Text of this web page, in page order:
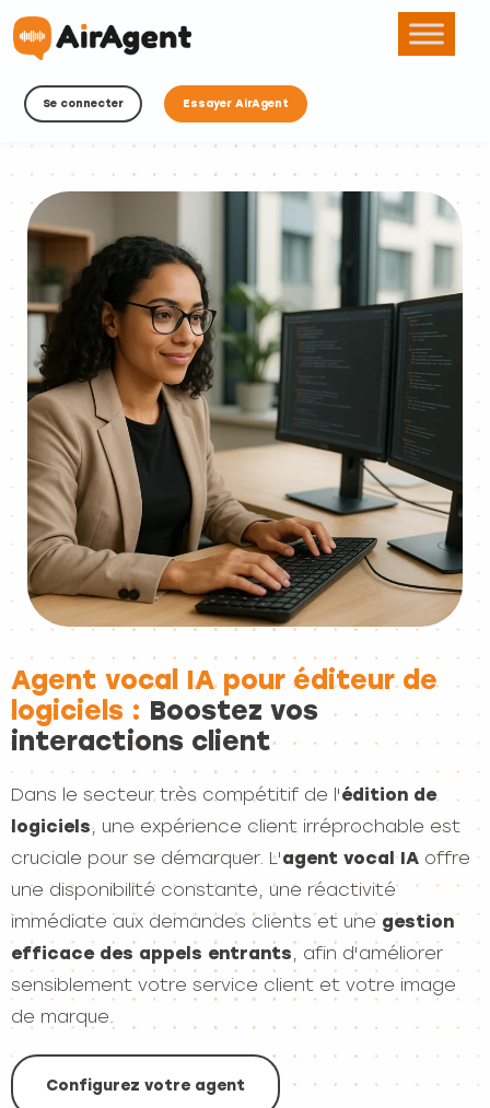
Se connecter Essayer AirAgent
Agent vocal IA pour éditeur de
logiciels : Boostez vos
interactions client
Dans le secteur très compétitif de l'édition de
logiciels, une expérience client irréprochable est
cruciale pour se démarquer. L'agent vocal IA offre
une disponibilité constante, une réactivité
immédiate aux demandes clients et une gestion
efficace des appels entrants, afin d'améliorer
sensiblement votre service client et votre image
de marque.
Configurez votre agent